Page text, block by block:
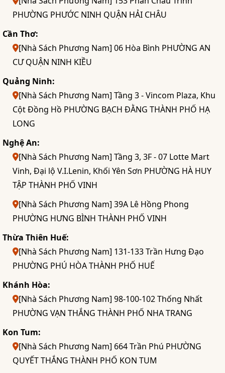
PHƯỜNG PHƯỚC NINH QUẬN HẢI CHÂU
Cần Thơ:
[Nhà Sách Phương Nam] 06 Hòa Bình PHƯỜNG AN
CƯ QUẬN NINH KIỀU
Quảng Ninh:
[Nhà Sách Phương Nam] Tầng 3 - Vincom Plaza, Khu
Cột Đồng Hồ PHƯỜNG BẠCH ĐẰNG THÀNH PHỐ HẠ
LONG
Nghệ An:
[Nhà Sách Phương Nam] Tầng 3, 3F - 07 Lotte Mart
Vinh, Đại lộ V.I.Lenin, Khối Yên Sơn PHƯỜNG HÀ HUY
TẬP THÀNH PHỐ VINH
[Nhà Sách Phương Nam] 39A Lê Hồng Phong
PHƯỜNG HƯNG BÌNH THÀNH PHỐ VINH
Thừa Thiên Huế:
[Nhà Sách Phương Nam] 131-133 Trần Hưng Đạo
PHƯỜNG PHÚ HÒA THÀNH PHỐ HUẾ
Khánh Hòa:
[Nhà Sách Phương Nam] 98-100-102 Thống Nhất
PHƯỜNG VẠN THẮNG THÀNH PHỐ NHA TRANG
Kon Tum:
[Nhà Sách Phương Nam] 664 Trần Phú PHƯỜNG
QUYẾT THẮNG THÀNH PHỐ KON TUM